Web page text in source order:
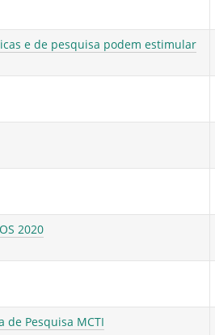
e de pesquisa podem estimular
2020
Pesquisa MCTI